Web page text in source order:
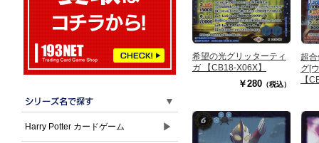
▼
Harry Potter カードゲーム ▶
希望の光グリッターティ
ガ 【CB18-X06X】
￥280 （税込）
超
グ[
【